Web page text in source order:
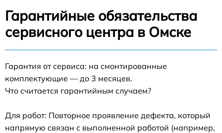
Гарантийные обязательства
сервисного центра в Омске
Гарантия от сервиса: на смонтированные
комплектующие — до 3 месяцев.
Что считается гарантийным случаем?
Для работ: Повторное проявление дефекта, который
напрямую связан с выполненной работой (например,